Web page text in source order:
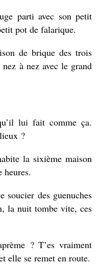
parti avec son petit
pot de falarique.
de brique des trois
à nez avec le grand
lui fait comme ça.
?
la sixième maison
heures.
soucier des guenuches
la nuit tombe vite, ces
? T’es vraiment
elle se remet en route.